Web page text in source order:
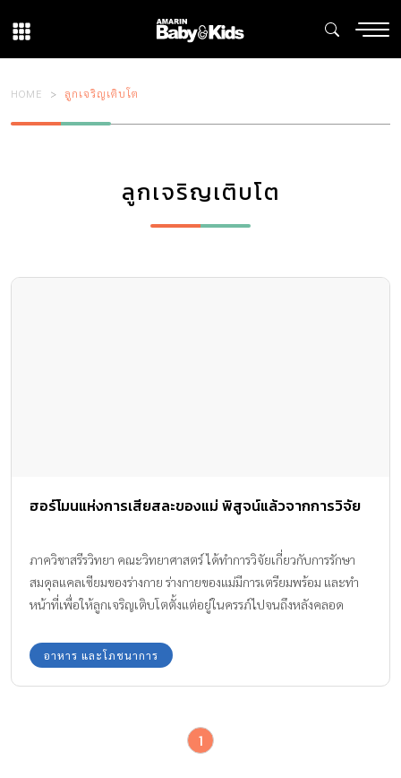
HOME ลูกเจริญเติบโต
ลูกเจริญเติบโต
ฮอร์โมนแห่งการเสียสละของแม่ พิสูจน์แล้วจากการวิจัย
ภาควิชาสรีรวิทยา คณะวิทยาศาสตร์ ได้ทำการวิจัยเกี่ยวกับการรักษา
สมดุลแคลเซียมของร่างกาย ร่างกายของแม่มีการเตรียมพร้อม และทำ
หน้าที่เพื่อให้ลูกเจริญเติบโตตั้งแต่อยู่ในครรภ์ไปจนถึงหลังคลอด
เฉพาะช่วงก่อนคลอด
อาหาร และโภชนาการ
1